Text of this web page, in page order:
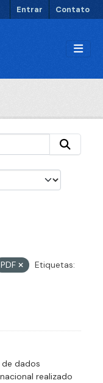
Entrar Contato
PDF
Etiquetas:
dados
realizado